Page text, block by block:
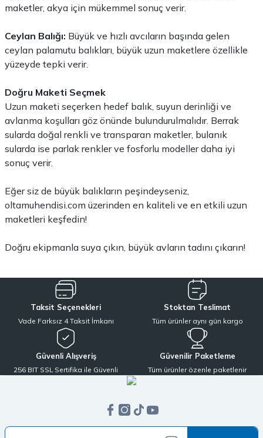
maketler, akya için mükemmel sonuç verir.
Ceylan Balığı: Büyük ve hızlı avcıların başında gelen
ceylan palamutu balıkları, büyük uzun maketlere özellikle
yüzeyde tepki verir.
Doğru Maketi Seçmek
Uzun maketi seçerken hedef balık, suyun derinliği ve
avlanma koşulları göz önünde bulundurulmalıdır. Berrak
sularda doğal renkli ve transparan maketler, bulanık
sularda ise parlak renkler ve fosforlu modeller daha iyi
sonuç verir.
Eğer siz de büyük balıkların peşindeyseniz,
oltamuhendisi.com üzerinden en kaliteli ve en etkili uzun
maketleri keşfedin!
Doğru ekipmanla suya çıkın, büyük avların tadını çıkarın!
Taksit Seçenekleri
Vade Farksız 4 Taksit İmkanı
Stoktan Teslimat
Tüm ürünler aynı gün kargo
Güvenli Alışveriş
256 BIT SSL Sertifika ile Güvenli
Güvenilir Paketleme
Tüm ürünler özenle paketlenir